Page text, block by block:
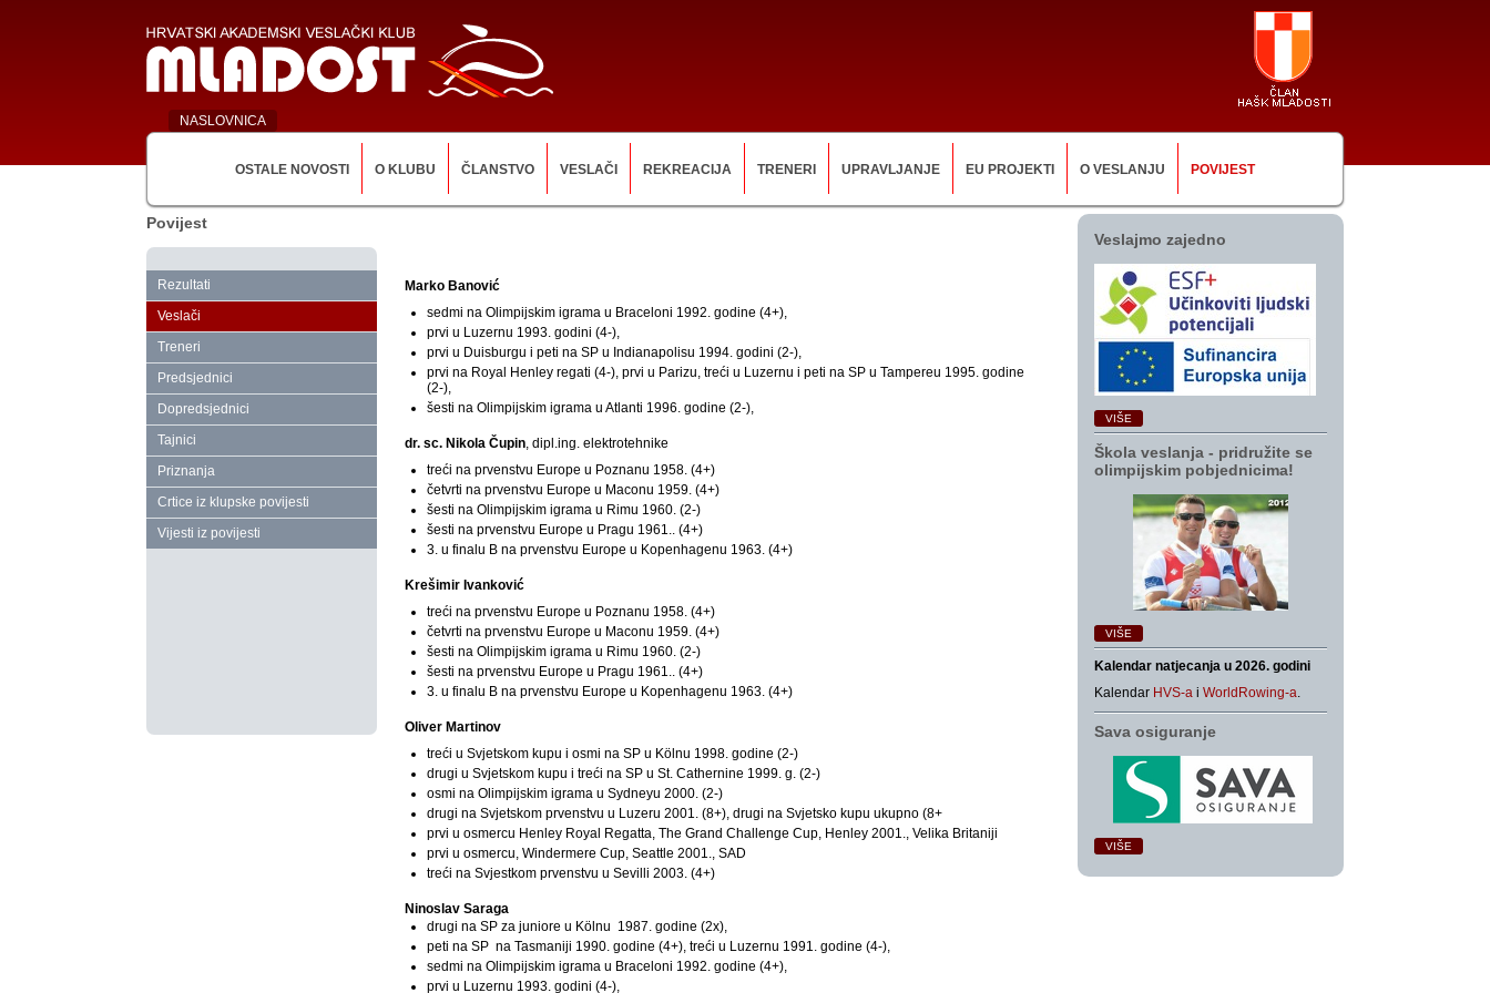
NASLOVNICA
OSTALE NOVOSTI O KLUBU ČLANSTVO VESLAČI REKREACIJA TRENERI UPRAVLJANJE EU PROJEKTI O VESLANJU POVIJEST
Povijest
Rezultati
Veslači
Treneri
Predsjednici
Dopredsjednici
Tajnici
Priznanja
Crtice iz klupske povijesti
Vijesti iz povijesti
Marko Banović
sedmi na Olimpijskim igrama u Braceloni 1992. godine (4+),
prvi u Luzernu 1993. godini (4-),
prvi u Duisburgu i peti na SP u Indianapolisu 1994. godini (2-),
prvi na Royal Henley regati (4-), prvi u Parizu, treći u Luzernu i peti na SP u Tampereu 1995. godine
(2-),
šesti na Olimpijskim igrama u Atlanti 1996. godine (2-),
dr. sc. Nikola Čupin, dipl.ing. elektrotehnike
treći na prvenstvu Europe u Poznanu 1958. (4+)
četvrti na prvenstvu Europe u Maconu 1959. (4+)
šesti na Olimpijskim igrama u Rimu 1960. (2-)
šesti na prvenstvu Europe u Pragu 1961.. (4+)
3. u finalu B na prvenstvu Europe u Kopenhagenu 1963. (4+)
Krešimir Ivanković
treći na prvenstvu Europe u Poznanu 1958. (4+)
četvrti na prvenstvu Europe u Maconu 1959. (4+)
šesti na Olimpijskim igrama u Rimu 1960. (2-)
šesti na prvenstvu Europe u Pragu 1961.. (4+)
3. u finalu B na prvenstvu Europe u Kopenhagenu 1963. (4+)
Oliver Martinov
treći u Svjetskom kupu i osmi na SP u Kölnu 1998. godine (2-)
drugi u Svjetskom kupu i treći na SP u St. Cathernine 1999. g. (2-)
osmi na Olimpijskim igrama u Sydneyu 2000. (2-)
drugi na Svjetskom prvenstvu u Luzeru 2001. (8+), drugi na Svjetsko kupu ukupno (8+
prvi u osmercu Henley Royal Regatta, The Grand Challenge Cup, Henley 2001., Velika Britaniji
prvi u osmercu, Windermere Cup, Seattle 2001., SAD
treći na Svjestkom prvenstvu u Sevilli 2003. (4+)
Ninoslav Saraga
drugi na SP za juniore u Kölnu 1987. godine (2x),
peti na SP na Tasmaniji 1990. godine (4+), treći u Luzernu 1991. godine (4-),
sedmi na Olimpijskim igrama u Braceloni 1992. godine (4+),
prvi u Luzernu 1993. godini (4-),
Veslajmo zajedno
VIŠE
Škola veslanja ‑ pridružite se
olimpijskim pobjednicima!
VIŠE
Kalendar natjecanja u 2026. godini
Kalendar HVS-a i WorldRowing-a.
Sava osiguranje
VIŠE